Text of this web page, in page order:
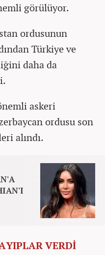
görülüyor.
ordusunun
Türkiye ve
daha da
askeri
ordusu son
alındı.
VERDİ